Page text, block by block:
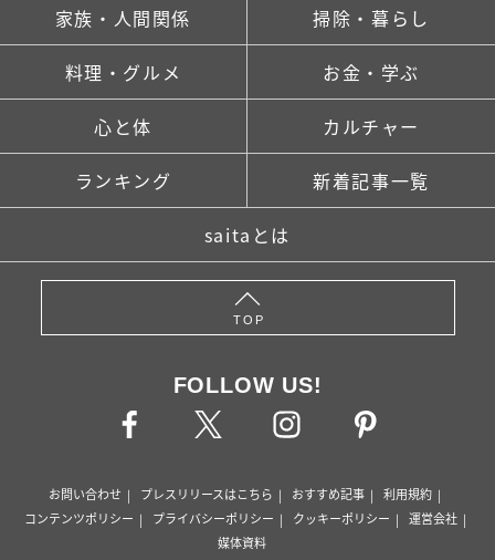
家族・人間関係 掃除・暮らし
料理・グルメ お金・学ぶ
心と体 カルチャー
ランキング 新着記事一覧
saitaとは
TOP
FOLLOW US!
お問い合わせ プレスリリースはこちら おすすめ記事
利用規約
コンテンツポリシー
プライバシーポリシー クッキーポリシー
運営会社
媒体資料